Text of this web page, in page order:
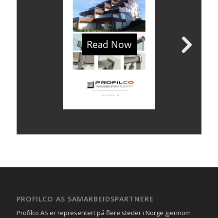
PROFILCO AS SAMARBEIDSPARTNERE
Profilco AS er representert på flere steder i Norge gjennom